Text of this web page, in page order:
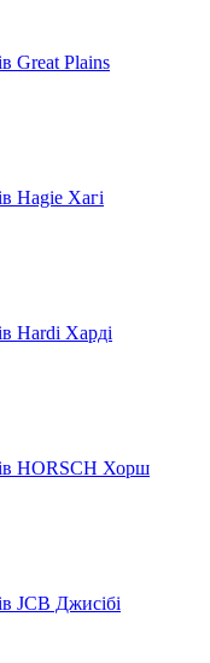
Great Plains
Hagie Хагі
Hardi Харді
HORSCH Хорш
JCB Джисібі